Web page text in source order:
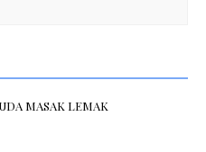
MASAK LEMAK